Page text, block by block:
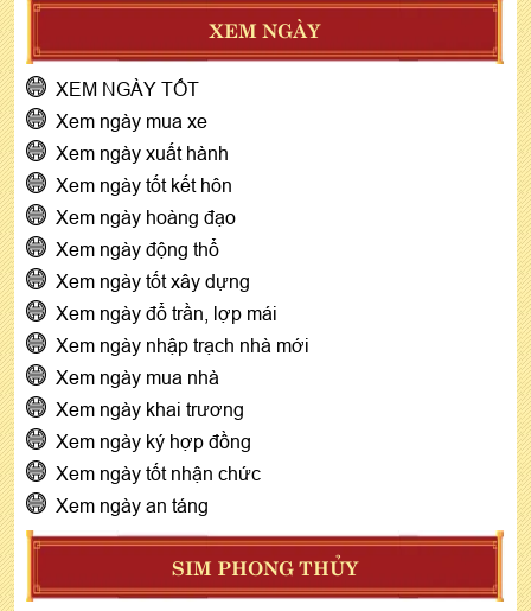
XEM NGÀY
XEM NGÀY TỐT
Xem ngày mua xe
Xem ngày xuất hành
Xem ngày tốt kết hôn
Xem ngày hoàng đạo
Xem ngày động thổ
Xem ngày tốt xây dựng
Xem ngày đổ trần, lợp mái
Xem ngày nhập trạch nhà mới
Xem ngày mua nhà
Xem ngày khai trương
Xem ngày ký hợp đồng
Xem ngày tốt nhận chức
Xem ngày an táng
SIM PHONG THỦY